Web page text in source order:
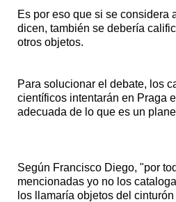
Es por eso que si se considera
dicen, también se debería
otros objetos.
Para solucionar el debate, los
científicos intentarán en Praga
adecuada de lo que es un
Según Francisco Diego, "por
mencionadas yo no los
los llamaría objetos del